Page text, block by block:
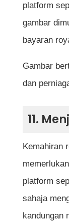
platform
gambar
bayaran
Gambar
dan
11.
Kemahiran
platform
sahaja
kandungan